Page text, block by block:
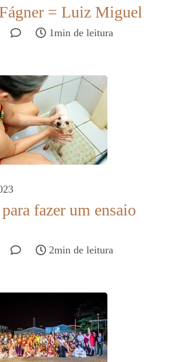
= Luiz Miguel
1min de leitura
fazer um ensaio
2min de leitura